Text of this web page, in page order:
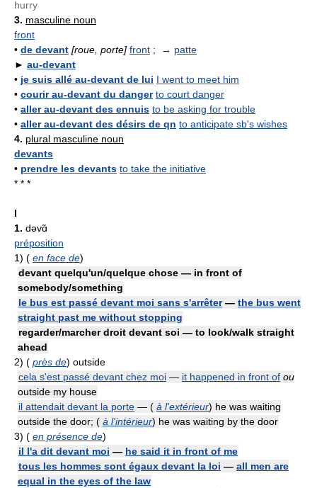
hurry
3. masculine noun
front
• de devant [roue, porte] front ; → patte
► au-devant
• je suis allé au-devant de lui I went to meet him
• courir au-devant du danger to court danger
• aller au-devant des ennuis to be asking for trouble
• aller au-devant des désirs de qn to anticipate sb's wishes
4. plural masculine noun
devants
• prendre les devants to take the initiative
* * *
I
1. dəvɑ̃
préposition
1) ( en face de)
devant quelqu'un/quelque chose — in front of
somebody/something
le bus est passé devant moi sans s'arrêter— the bus went
straight past me without stopping
regarder/marcher droit devant soi — to look/walk straight
ahead
2) ( près de) outside
cela s'est passé devant chez moi — it happened in front of ou
outside my house
il attendait devant la porte — ( à l'extérieur) he was waiting
outside the door; ( à l'intérieur) he was waiting by the door
3) ( en présence de)
il l'a dit devant moi — he said it in front of me
tous les hommes sont égaux devant la loi — all men are
equal in the eyes of the law